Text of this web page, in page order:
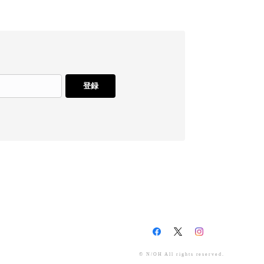
登録
© N/OH All rights reserved.